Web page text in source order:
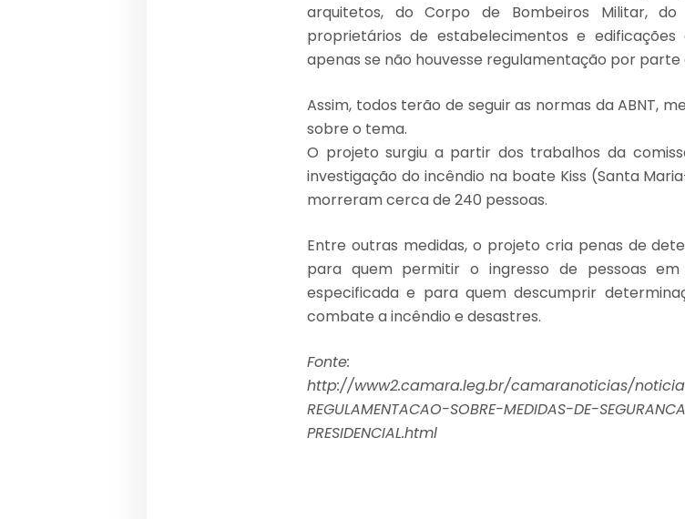
arquitetos, do Corpo de Bombeiros Militar,
proprietários de estabelecimentos e
apenas se não houvesse regulamentação por
Assim, todos terão de seguir as normas da ABNT,
sobre o tema.
O projeto surgiu a partir dos trabalhos da
investigação do incêndio na boate Kiss (Santa
morreram cerca de 240 pessoas.
Entre outras medidas, o projeto cria penas de
para quem permitir o ingresso de pessoas
especificada e para quem descumprir
combate a incêndio e desastres.
Fonte:
http://www2.camara.leg.br/camaranoticias/
REGULAMENTACAO-SOBRE-MEDIDAS-DE-
PRESIDENCIAL.html